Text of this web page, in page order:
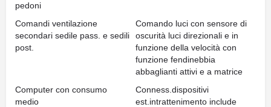
pedoni
Comandi ventilazione
secondari sedile pass. e sedili
post.
Comando luci con sensore di
oscurità luci direzionali e in
funzione della velocità con
funzione fendinebbia
abbaglianti attivi e a matrice
Computer con consumo
medio
Conness.dispositivi
est.intrattenimento include